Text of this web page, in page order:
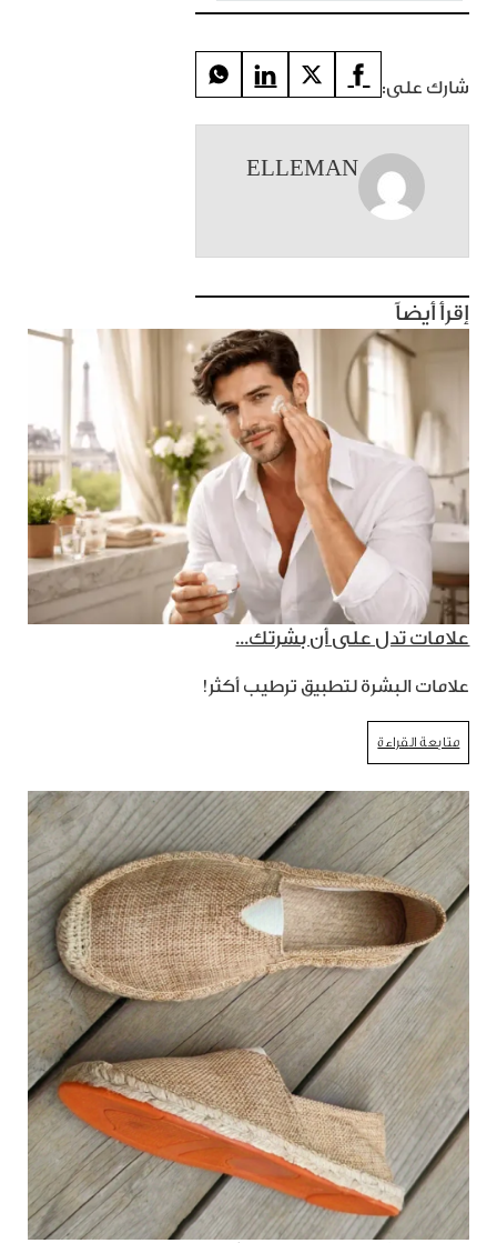
شارك على:
ELLEMAN
إقرأ أيضاً
علامات تدل على أن بشرتك...
علامات البشرة لتطبيق ترطيب أكثر!
متابعة القراءة